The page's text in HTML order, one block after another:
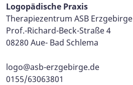
Logopädische Praxis
Therapiezentrum ASB Erzgebirge
Prof.-Richard-Beck-Straße 4
08280 Aue- Bad Schlema
logo@asb-erzgebirge.de
0155/63063801